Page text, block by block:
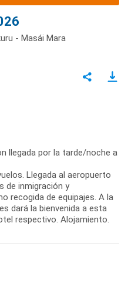
- Masái Mara
llegada por la tarde/noche a
Llegada al aeropuerto
de inmigración y
recogida de equipajes. A la
dará la bienvenida a esta
respectivo. Alojamiento.